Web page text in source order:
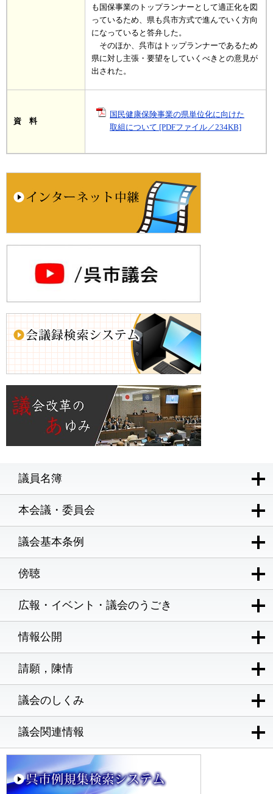
も国保事業のトップランナーとして適正化を図
っているため、県も呉市方式で進んでいく方向
になっていると答弁した。
そのほか、呉市はトップランナーであるため
県に対し主張・要望をしていくべきとの意見が
出された。
資 料
国民健康保険事業の県単位化に向けた
取組について [PDFファイル／234KB]
議員名簿
本会議・委員会
議会基本条例
傍聴
広報・イベント・議会のうごき
情報公開
請願，陳情
議会のしくみ
議会関連情報